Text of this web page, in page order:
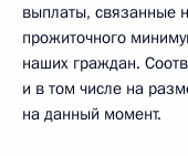
выплаты, связанные
прожиточного
наших граждан.
и в том числе на
на данный момент.